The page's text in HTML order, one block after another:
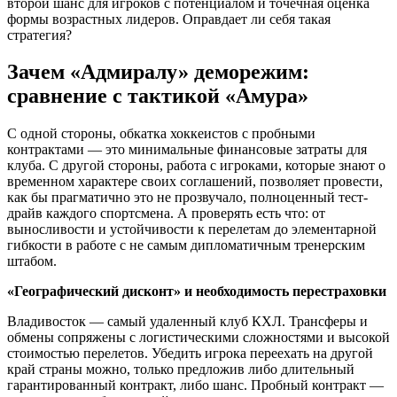
формы возрастных лидеров. Оправдает ли себя такая
стратегия?
Зачем «Адмиралу» деморежим:
сравнение с тактикой «Амура»
С одной стороны, обкатка хоккеистов с пробными
контрактами — это минимальные финансовые затраты для
клуба. С другой стороны, работа с игроками, которые знают о
временном характере своих соглашений, позволяет провести,
как бы прагматично это не прозвучало, полноценный тест-
драйв каждого спортсмена. А проверять есть что: от
выносливости и устойчивости к перелетам до элементарной
гибкости в работе с не самым дипломатичным тренерским
штабом.
«Географический дисконт» и необходимость перестраховки
Владивосток — самый удаленный клуб КХЛ. Трансферы и
обмены сопряжены с логистическими сложностями и высокой
стоимостью перелетов. Убедить игрока переехать на другой
край страны можно, только предложив либо длительный
гарантированный контракт, либо шанс. Пробный контракт —